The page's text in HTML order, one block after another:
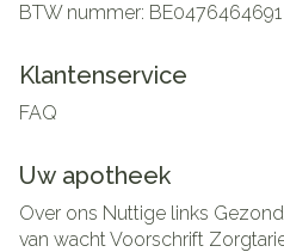
BTW nummer: BE0476464691
Klantenservice
FAQ
Uw apotheek
Over ons Nuttige links
van wachtVoorschrift